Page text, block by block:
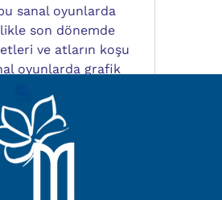
sanal oyunlarda
son dönemde
ve atların koşu
oyunlarda grafik